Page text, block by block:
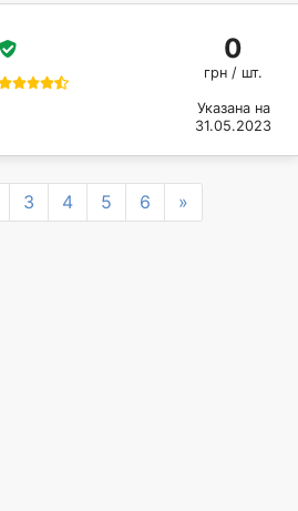
0
грн / шт.
Указана на
31.05.2023
3 4 5 6 »